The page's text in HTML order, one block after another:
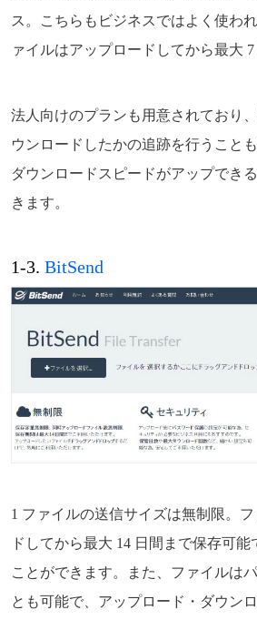
ス。こちらもビジネスではよく使わ
ァイルはアップロードしてから最大 7
法人向けのプランも用意されており
ウンロードしたかの追跡を行うこと
ダウンロードスピードがアップでき
きます。
1-3. BitSend
1 ファイルの送信サイズは無制限。
ドしてから最大 14 日間まで保存可
ことができます。また、ファイルは
とも可能で、アップロード・ダウン